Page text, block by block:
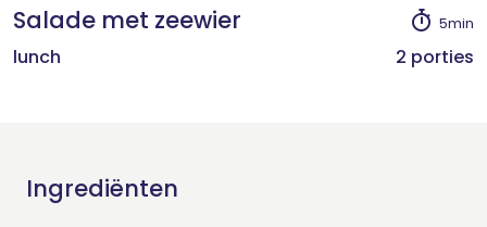
Salade met zeewier 5min
lunch 2 porties
Ingrediënten